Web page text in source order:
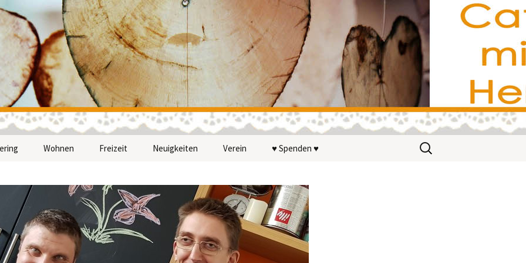
Sprache
Wohnen
leichter Sprache
Freizeit
in leichter Sprache
Neuigkeiten Verein
Mitmachen
Unsere Unterstützer
Satzung von wohnwerk
♥ Spenden ♥
Suchen
nach: